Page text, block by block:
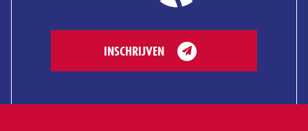
INSCHRIJVEN